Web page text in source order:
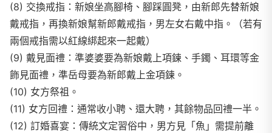
(8) 交換戒指：新娘坐高腳椅、腳踩圓凳，由新郎先替新娘
戴戒指，再換新娘幫新郎戴戒指，男左女右戴中指。（若有
兩個戒指需以紅線綁起來一起戴）
(9) 戴見面禮：準婆婆要為新娘戴上項鍊、手鐲、耳環等金
飾見面禮，準岳母要為新郎戴上金項鍊。
(10) 女方祭祖。
(11) 女方回禮：通常收小聘、還大聘，其餘物品回禮一半。
(12) 訂婚喜宴：傳統文定習俗中，男方見「魚」需提前離